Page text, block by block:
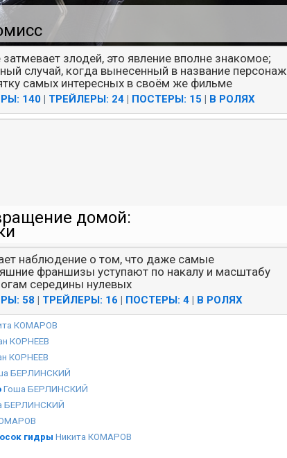
злодей, это явление вполне знакомое;
случай, когда вынесенный в название персонаж
самых интересных в своём же фильме
140 | ТРЕЙЛЕРЫ: 24 | ПОСТЕРЫ: 15 | В РОЛЯХ
домой:
наблюдение о том, что даже самые
франшизы уступают по накалу и масштабу
середины нулевых
58 | ТРЕЙЛЕРЫ: 16 | ПОСТЕРЫ: 4 | В РОЛЯХ
КОМАРОВ
КОРНЕЕВ
КОРНЕЕВ
БЕРЛИНСКИЙ
Гоша БЕРЛИНСКИЙ
БЕРЛИНСКИЙ
гидры Никита КОМАРОВ